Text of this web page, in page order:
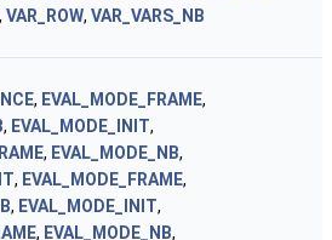
, VAR_ROW, VAR_VARS_NB
, EVAL_MODE_FRAME,
, EVAL_MODE_INIT,
, EVAL_MODE_NB,
, EVAL_MODE_FRAME,
, EVAL_MODE_INIT,
, EVAL_MODE_NB,